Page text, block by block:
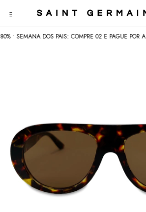
DOS PAIS: COMPRE 02 E PAGUE POR